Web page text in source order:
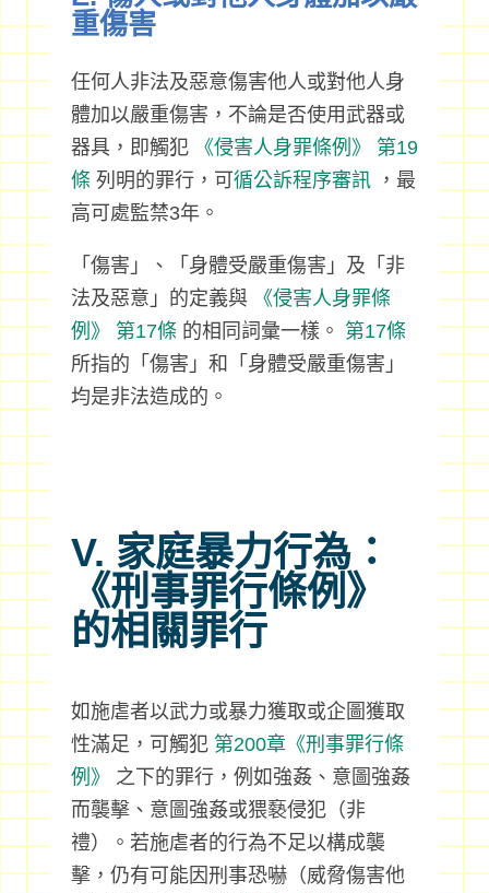
重傷害
任何人非法及惡意傷害他人或對他人身
體加以嚴重傷害，不論是否使用武器或
器具，即觸犯
《侵害人身罪條例》
第19
條 列明的罪行，可 循公訴程序審訊，最
高可處監禁3年。
「傷害」、「身體受嚴重傷害」及「非
法及惡意」的定義與
《侵害人身罪條
例》
第17條 的相同詞彙一樣。 第17條
所指的「傷害」和「身體受嚴重傷害」
均是非法造成的。
V. 家庭暴力行為：
《刑事罪行條例》
的相關罪行
如施虐者以武力或暴力獲取或企圖獲取
性滿足，可觸犯 第200章《刑事罪行條
例》
之下的罪行，例如強姦、意圖強姦
而襲擊、意圖強姦或猥褻侵犯（非
禮）。若施虐者的行為不足以構成襲
擊，仍有可能因刑事恐嚇（威脅傷害他